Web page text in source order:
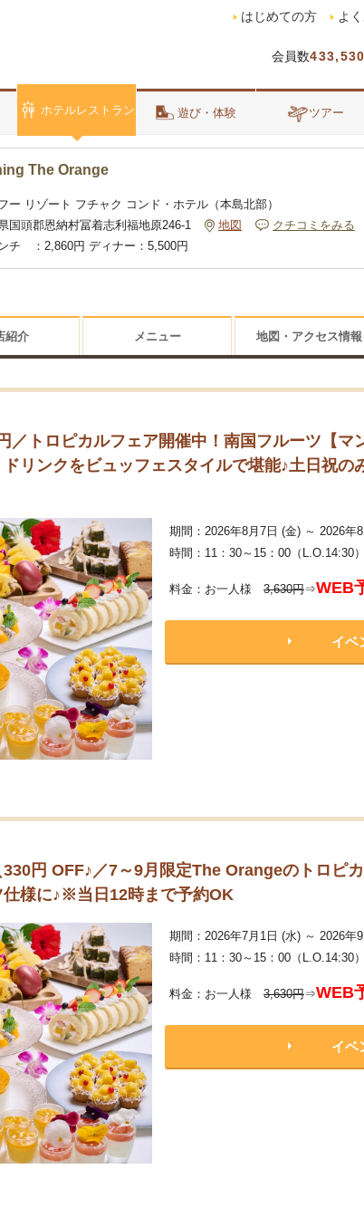
会員数433,530
はじめての方 よ
ホテルレストラン 遊び・体験 ツアー
The Orange
ー リゾート フチャク コンド・ホテル（本島北部）
国頭郡恩納村冨着志利福地原246-1 地図
クチコミをみる
チ ：2,860円 ディナー：5,500円
紹介 メニュー 地図・アクセス情報
／トロピカルフェア開催中！南国フルーツ【
リンクをビュッフェスタイルで堪能♪土日祝
期間：2026年8月7日 (金) ～ 2026年
時間：11：30～15：00（L.O.14:30）
料金：お一人様 3,630円⇒WEB
イベ
330円 OFF♪／7～9月限定The Orangeのトロピ
様に♪※当日12時まで予約OK
期間：2026年7月1日 (水) ～ 2026年
時間：11：30～15：00（L.O.14:30）
料金：お一人様 3,630円⇒WEB
イベ